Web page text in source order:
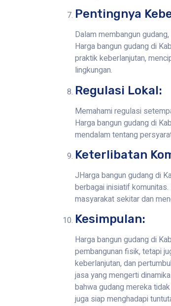
Pentingnya
Dalam membangun
Harga bangun gudang di
praktik keberlanjutan,
lingkungan.
Regulasi Lokal:
Memahami regulasi
Harga bangun gudang di
mendalam tentang
Keterlibatan
JHarga bangun gudang di
berbagai inisiatif
masyarakat sekitar dan
Kesimpulan:
Harga bangun gudang di
pembangunan fisik, tetapi
keberlanjutan, dan
jasa yang mengerti
bahwa gudang mereka
juga siap menghadapi